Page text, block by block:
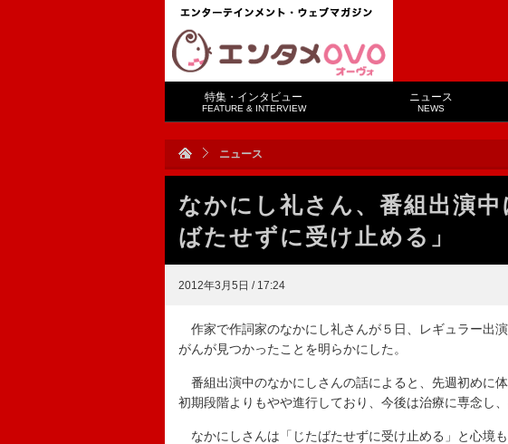
特集・インタビュー
FEATURE & INTERVIEW
ニュース
NEWS
ニュース
なかにし礼さん、番組出演
ばたせずに受け止める」
2012年3月5日 / 17:24
作家で作詞家のなかにし礼さんが５日、レギュラー出
がんが見つかったことを明らかにした。
番組出演中のなかにしさんの話によると、先週初めに
初期段階よりもやや進行しており、今後は治療に専念し、
なかにしさんは「じたばたせずに受け止める」と心境も